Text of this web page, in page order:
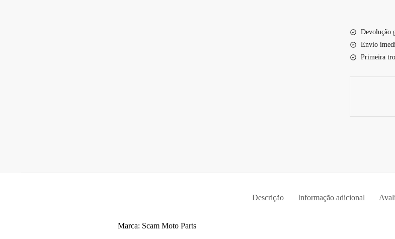
Devolução
Envio
Primeira
Descrição Informação adicional
Marca: Scam Moto Parts